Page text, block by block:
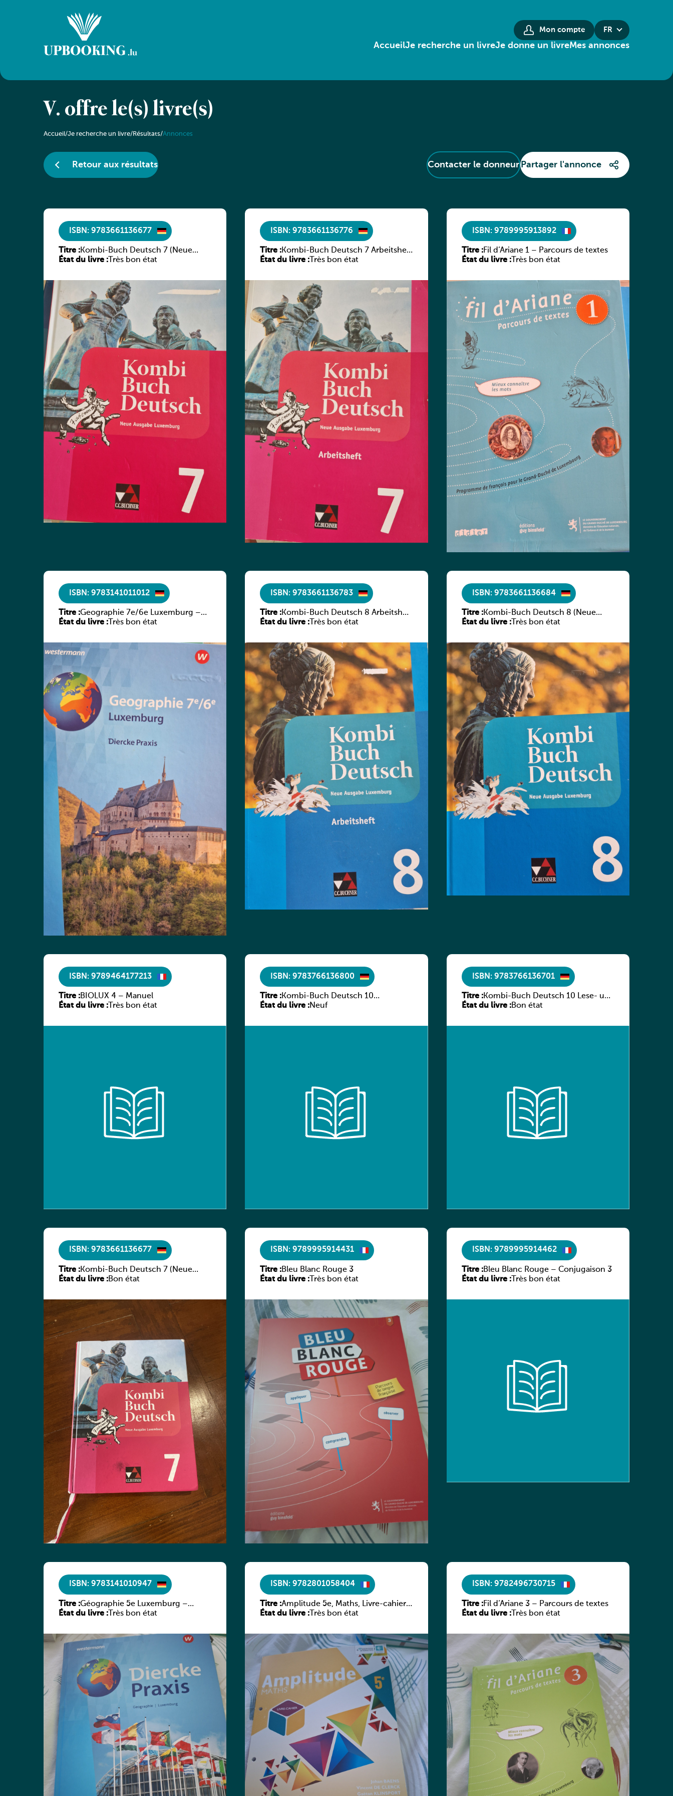
Mon compte FR
AccueilJe recherche un livreJe donne un livreMes annonces
V. offre le(s) livre(s)
Accueil/Je recherche un livre/Résultats/Annonces
Retour aux résultats Contacter le donneur Partager l'annonce
ISBN: 9783661136677
Titre :Kombi-Buch Deutsch 7 (Neue
Ausgabe Luxemburg)
État du livre : Très bon état
ISBN: 9783661136776
Titre :Kombi-Buch Deutsch 7 Arbeitsheft
(Neue Ausgabe Luxemburg)
État du livre : Très bon état
ISBN: 9789995913892
Titre :Fil d’Ariane 1 – Parcours de textes
État du livre :Très bon état
ISBN: 9783141011012
Titre :Geographie 7e/6e Luxemburg –
Diercke Praxis
État du livre : Très bon état
ISBN: 9783661136783
Titre :Kombi-Buch Deutsch 8 Arbeitsheft
(Neue Ausgabe Luxemburg)
État du livre : Très bon état
ISBN: 9783661136684
Titre :Kombi-Buch Deutsch 8 (Neue
Ausgabe Luxemburg)
État du livre :Très bon état
ISBN: 9789464177213
Titre :BIOLUX 4 – Manuel
État du livre : Très bon état
ISBN: 9783766136800
Titre :Kombi-Buch Deutsch 10
Arbeitsheft
État du livre :Neuf
ISBN: 9783766136701
Titre :Kombi-Buch Deutsch 10 Lese- und
Sprachbuch
État du livre :Bon état
ISBN: 9783661136677
Titre :Kombi-Buch Deutsch 7 (Neue
Ausgabe Luxemburg)
État du livre :Bon état
ISBN: 9789995914431
Titre :Bleu Blanc Rouge 3
État du livre : Très bon état
ISBN: 9789995914462
Titre :Bleu Blanc Rouge – Conjugaison 3
État du livre :Très bon état
ISBN: 9783141010947
Titre :Géographie 5e Luxemburg –
Diercke Praxis
État du livre : Très bon état
ISBN: 9782801058404
Titre :Amplitude 5e, Maths, Livre-cahier,
version luxembourgeoise
État du livre : Très bon état
ISBN: 9782496730715
Titre :Fil d’Ariane 3 – Parcours de textes
État du livre :Très bon état